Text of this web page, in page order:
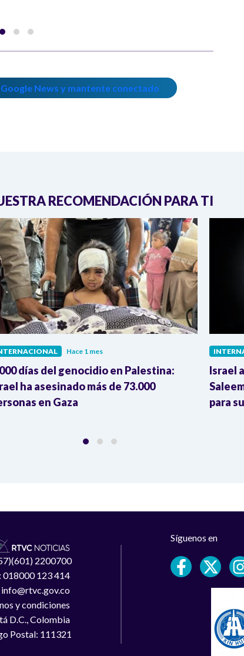
News y mantente conectado
RECOMENDACIÓN PARA TI
Hace 1 mes
días del genocidio en Palestina:
ha asesinado más de 73.000
en Gaza
Israel
para
2200700
018000 123 414
y condiciones
D.C., Colombia
Postal: 111321
Síguenos en